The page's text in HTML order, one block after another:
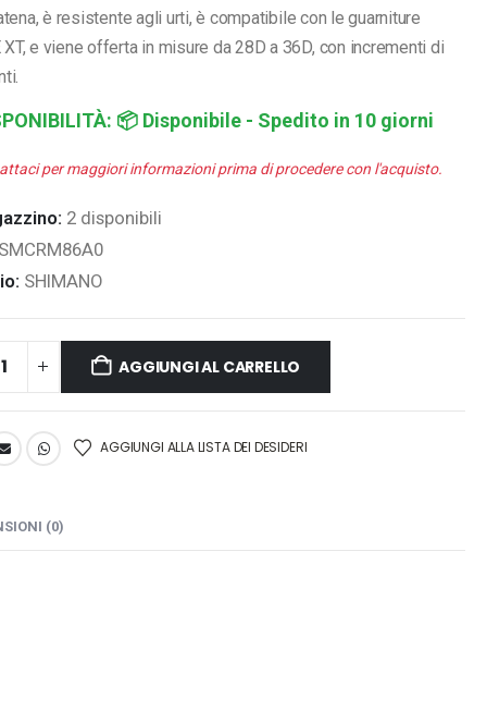
è resistente agli urti, è compatibile con le guarniture
XT, e viene offerta in misure da 28D a 36D, con incrementi di
📦 Disponibile - Spedito in 10 giorni
per maggiori informazioni prima di procedere con l'acquisto.
2 disponibili
SHIMANO
AGGIUNGI AL CARRELLO
AGGIUNGI ALLA LISTA DEI DESIDERI
(0)